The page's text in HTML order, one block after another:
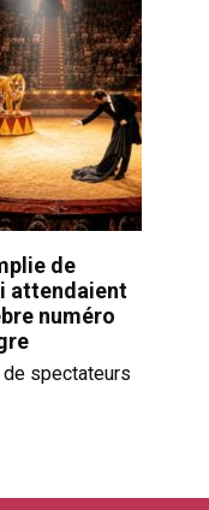
de
attendaient
numéro
spectateurs